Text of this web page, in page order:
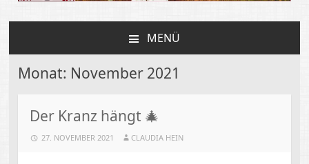
Reit und Fahrverein
Altendorf
MENÜ
ZUM
INHALT
SPRINGEN
Monat: November 2021
Der Kranz hängt 🎄
27. NOVEMBER 2021 CLAUDIA HEIN